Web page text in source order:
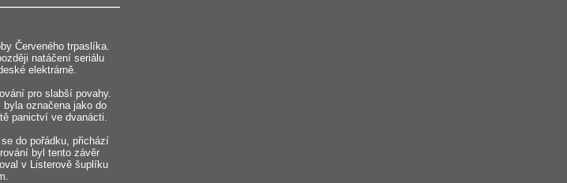
Červeného trpaslíka.
natáčení seriálu
elektrárně.
pro slabší povahy.
označena jako do
panictví ve dvanácti.
do pořádku, přichází
byl tento závěr
v Listerově šuplíku